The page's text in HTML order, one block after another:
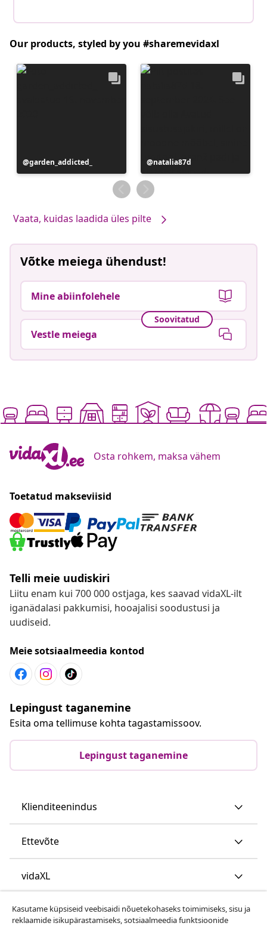
Our products, styled by you #sharemevidaxl
Postitus
avaldatud
garden_addicted_
Postitus
avaldatud
natalia87d
Vaata, kuidas laadida üles pilte
Võtke meiega ühendust!
Mine abiinfolehele
Soovitatud
Vestle meiega
Osta rohkem, maksa vähem
Toetatud makseviisid
Telli meie uudiskiri
Liitu enam kui 700 000 ostjaga, kes saavad vidaXL-ilt
iganädalasi pakkumisi, hooajalisi soodustusi ja
uudiseid.
Meie sotsiaalmeedia kontod
Lepingust taganemine
Esita oma tellimuse kohta tagastamissoov.
Lepingust taganemine
Klienditeenindus
Ettevõte
vidaXL
Vaata rohkem
Kasutame küpsiseid veebisaidi nõuetekohaseks toimimiseks, sisu ja
reklaamide isikupärastamiseks, sotsiaalmeedia funktsioonide